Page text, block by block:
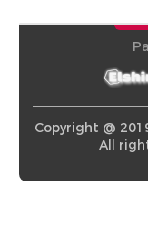
Budi”
Copyright @
All